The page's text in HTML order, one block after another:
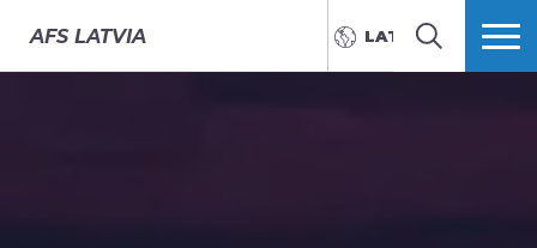
AFS LATVIA LATVIEŠU
MEKLĒT VAIRĀK